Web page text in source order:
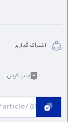
اشتراک گذاری
چاپ کردن